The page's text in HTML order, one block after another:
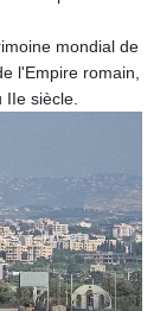
mondial de
l'Empire romain,
siècle.